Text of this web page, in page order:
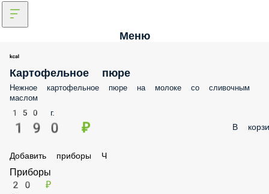
Меню
Картофельное пюре
Нежное картофельное пюре на молоке со сливочным
маслом
150 г.
190 ₽ В
Добавить приборы Ч
Приборы
20 ₽